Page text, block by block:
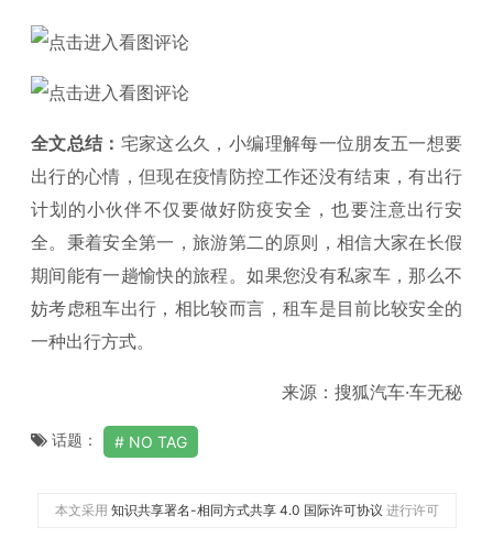
全文总结： 宅家这么久，小编理解每一位朋友五一想要
出行的心情，但现在疫情防控工作还没有结束，有出行
计划的小伙伴不仅要做好防疫安全，也要注意出行安
全。秉着安全第一，旅游第二的原则，相信大家在长假
期间能有一趟愉快的旅程。如果您没有私家车，那么不
妨考虑租车出行，相比较而言，租车是目前比较安全的
一种出行方式。
来源：搜狐汽车·车无秘
话题： NO TAG
本文采用 知识共享署名-相同方式共享 4.0 国际许可协议 进行许可